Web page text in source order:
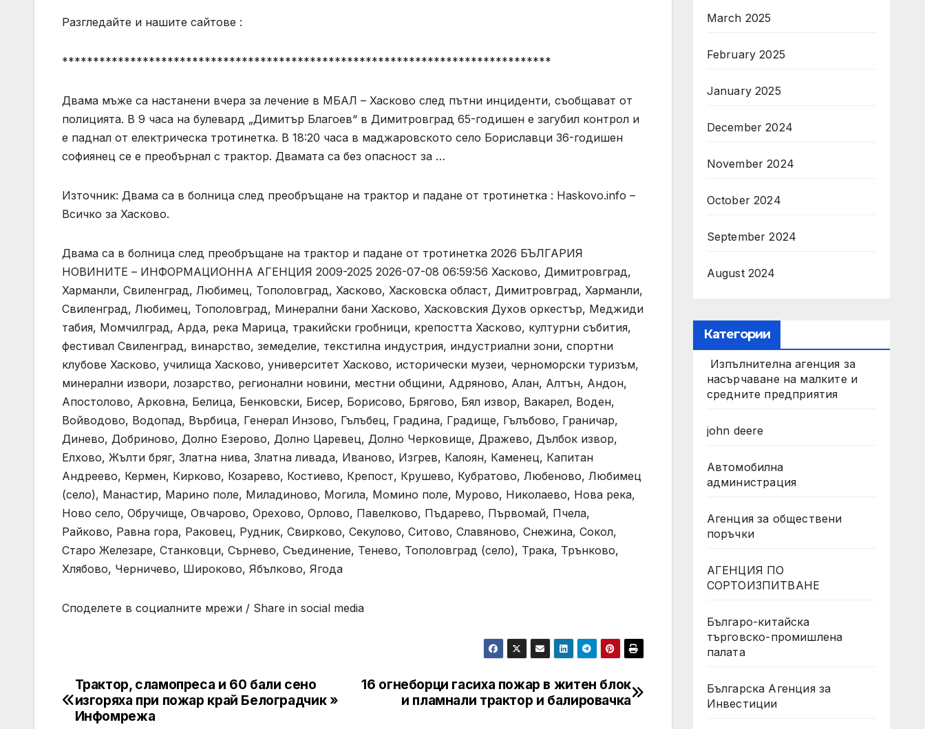
Разгледайте и нашите сайтове :
*******************************************************************************
Двама мъже са настанени вчера за лечение в МБАЛ – Хасково след пътни инциденти, съобщават от
полицията. В 9 часа на булевард „Димитър Благоев“ в Димитровград 65-годишен е загубил контрол и
е паднал от електрическа тротинетка. В 18:20 часа в маджаровското село Бориславци 36-годишен
софиянец се е преобърнал с трактор. Двамата са без опасност за …
Източник: Двама са в болница след преобръщане на трактор и падане от тротинетка : Haskovo.info –
Всичко за Хасково.
Двама са в болница след преобръщане на трактор и падане от тротинетка 2026 БЪЛГАРИЯ
НОВИНИТЕ – ИНФОРМАЦИОННА АГЕНЦИЯ 2009-2025 2026-07-08 06:59:56 Хасково, Димитровград,
Харманли, Свиленград, Любимец, Тополовград, Хасково, Хасковска област, Димитровград, Харманли,
Свиленград, Любимец, Тополовград, Минерални бани Хасково, Хасковския Духов оркестър, Меджиди
табия, Момчилград, Арда, река Марица, тракийски гробници, крепостта Хасково, културни събития,
фестивал Свиленград, винарство, земеделие, текстилна индустрия, индустриални зони, спортни
клубове Хасково, училища Хасково, университет Хасково, исторически музеи, черноморски туризъм,
минерални извори, лозарство, регионални новини, местни общини, Адряново, Алан, Алтън, Андон,
Апостолово, Арковна, Белица, Бенковски, Бисер, Борисово, Брягово, Бял извор, Вакарел, Воден,
Войводово, Водопад, Върбица, Генерал Инзово, Гълъбец, Градина, Градище, Гълъбово, Граничар,
Динево, Добриново, Долно Езерово, Долно Царевец, Долно Черковище, Дражево, Дълбок извор,
Елхово, Жълти бряг, Златна нива, Златна ливада, Иваново, Изгрев, Калоян, Каменец, Капитан
Андреево, Кермен, Кирково, Козарево, Костиево, Крепост, Крушево, Кубратово, Любеново, Любимец
(село), Манастир, Марино поле, Миладиново, Могила, Момино поле, Мурово, Николаево, Нова река,
Ново село, Обручище, Овчарово, Орехово, Орлово, Павелково, Пъдарево, Първомай, Пчела,
Райково, Равна гора, Раковец, Рудник, Свирково, Секулово, Ситово, Славяново, Снежина, Сокол,
Старо Железаре, Станковци, Сърнево, Съединение, Тенево, Тополовград (село), Трака, Трънково,
Хлябово, Черничево, Широково, Ябълково, Ягода
Споделете в социалните мрежи / Share in social media
Post
navigation
16 огнеборци гасиха пожар в житен блок
и пламнали трактор и балировачка
Трактор, сламопреса и 60 бали сено
изгоряха при пожар край Белоградчик »
Инфомрежа
March 2025
February 2025
January 2025
December 2024
November 2024
October 2024
September 2024
August 2024
Категории
Изпълнителна агенция за
насърчаване на малките и
средните предприятия
john deere
Автомобилна
администрация
Агенция за обществени
поръчки
АГЕНЦИЯ ПО
СОРТОИЗПИТВАНЕ
Българо-китайска
търговско-промишлена
палата
Българска Агенция за
Инвестиции